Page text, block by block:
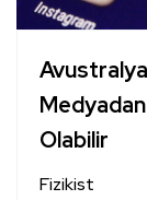
Medyadan
Olabilir
Fizikist